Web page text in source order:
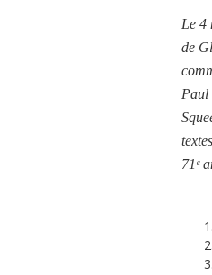
Le 4
de
Paul
71ᵉ